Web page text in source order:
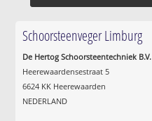
Schoorsteenveger Limburg
De Hertog Schoorsteentechniek B.V.
Heerewaardensestraat 5
6624 KK Heerewaarden
NEDERLAND